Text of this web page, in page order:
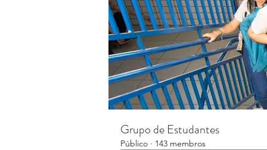
Grupo de Estudantes
Público · 143 membros